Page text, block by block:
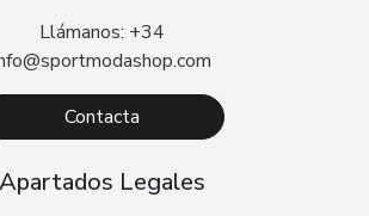
Llámanos: +34
Contacta
Apartados Legales